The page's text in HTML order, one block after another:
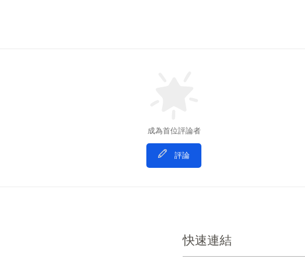
成為首位評論者
評論
快速連結